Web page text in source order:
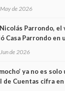
las cámaras
de 2026
Parrondo, el
Casa Parrondo en
en Madrid
de 2026
ya no es
de Cuentas cifra